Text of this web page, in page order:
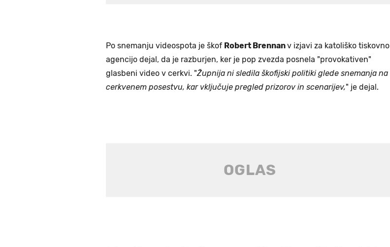
Po snemanju videospota je škof Robert Brennanv izjavi za katoliško tiskovno
agencijo dejal, da je razburjen, ker je pop zvezda posnela "provokativen"
glasbeni video v cerkvi. "Župnija ni sledila škofijski politiki glede snemanja na
cerkvenem posestvu, kar vključuje pregled prizorov in scenarijev," je dejal.